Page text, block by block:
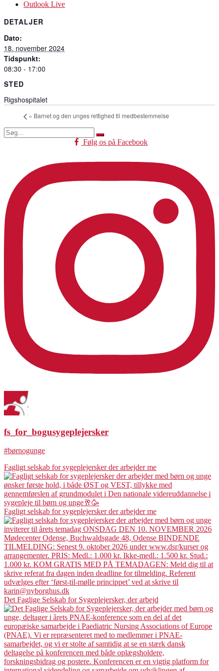
Outlook Live
DETALJER
Dato:
18. november 2024
Tidspunkt:
08:30 - 17:00
STED
Rigshospitalet
« Barnet og den unges rettighed til medbestemmelse
Søg
efter:
Følg os på Facebook
fs_for_bogusygeplejersker
#børnogunge
Fagligt selskab for sygeplejersker der arbejder me
Fagligt selskab for sygeplejersker der arbejder me
Det Faglige Selskab for Sygeplejersker, der arbejd